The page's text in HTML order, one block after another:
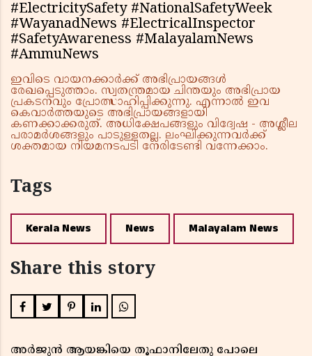
#ElectricitySafety #NationalSafetyWeek
#WayanadNews #ElectricalInspector
#SafetyAwareness #MalayalamNews
#AmmuNews
ഇവിടെ വായനക്കാർക്ക് അഭിപ്രായങ്ങൾ
രേഖപ്പെടുത്താം. സ്വതന്ത്രമായ ചിന്തയും അഭിപ്രായ
പ്രകടനവും പ്രോത്സാഹിപ്പിക്കുന്നു. എന്നാൽ ഇവ
കെവാർത്തയുടെ അഭിപ്രായങ്ങളായി
കണക്കാക്കരുത്. അധിക്ഷേപങ്ങളും വിദ്വേഷ - അശ്ലീല
പരാമർശങ്ങളും പാടുള്ളതല്ല. ലംഘിക്കുന്നവർക്ക്
ശക്തമായ നിയമനടപടി നേരിടേണ്ടി വന്നേക്കാം.
Tags
Kerala News News Malayalam News
Share this story
അർജുൻ ആയങ്കിയെ തൂഫാനിലേതു പോലെ